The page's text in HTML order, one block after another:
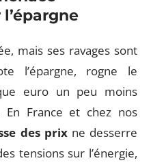
mais ses ravages sont
l’épargne, rogne le
euro un peu moins
France et chez nos
des prixne desserre
tensions sur l’énergie,